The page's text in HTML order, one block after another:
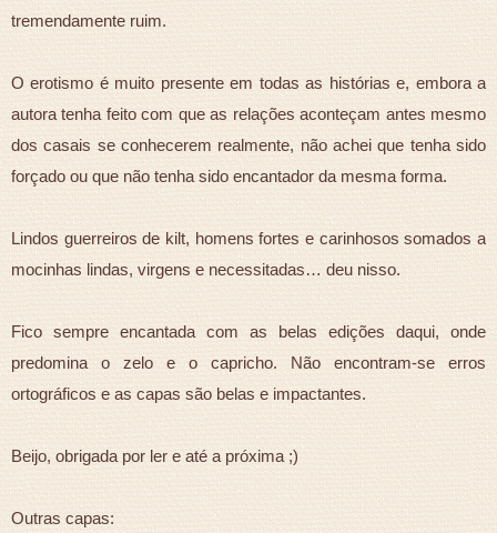
tremendamente ruim.
O erotismo é muito presente em todas as histórias e, embora a
autora tenha feito com que as relações aconteçam antes mesmo
dos casais se conhecerem realmente, não achei que tenha sido
forçado ou que não tenha sido encantador da mesma forma.
Lindos guerreiros de kilt, homens fortes e carinhosos somados a
mocinhas lindas, virgens e necessitadas… deu nisso.
Fico sempre encantada com as belas edições daqui, onde
predomina o zelo e o capricho. Não encontram-se erros
ortográficos e as capas são belas e impactantes.
Beijo, obrigada por ler e até a próxima ;)
Outras capas: